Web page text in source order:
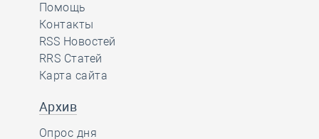
Помощь
Контакты
RSS Новостей
RRS Статей
Карта сайта
Архив
Опрос дня